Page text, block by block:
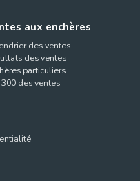
aux enchères
des ventes
des ventes
particuliers
300 des ventes